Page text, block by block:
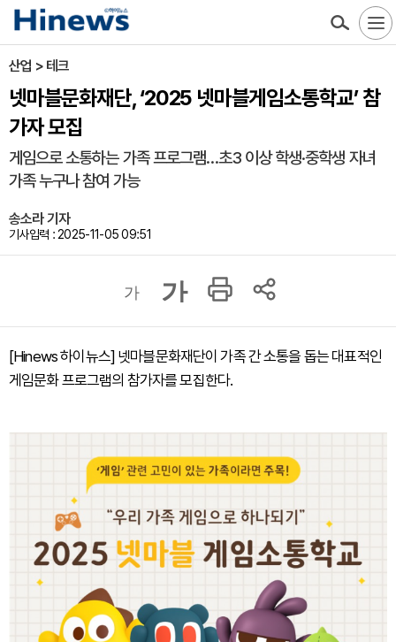
산업 > 테크
넷마블문화재단, ‘2025 넷마블게임소통학교’ 참
가자 모집
게임으로 소통하는 가족 프로그램…초3 이상 학생·중학생 자녀
가족 누구나 참여 가능
송소라 기자
기사입력 : 2025-11-05 09:51
가 가
[Hinews 하이뉴스] 넷마블문화재단이 가족 간 소통을 돕는 대표적인
게임문화 프로그램의 참가자를 모집한다.